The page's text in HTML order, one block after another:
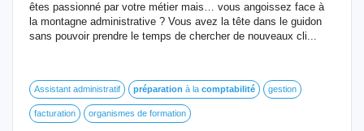
êtes passionné par votre métier mais… vous angoissez face à
la montagne administrative ? Vous avez la tête dans le guidon
sans pouvoir prendre le temps de chercher de nouveaux cli...
Assistant administratif préparation à la comptabilité gestion
facturation organismes de formation